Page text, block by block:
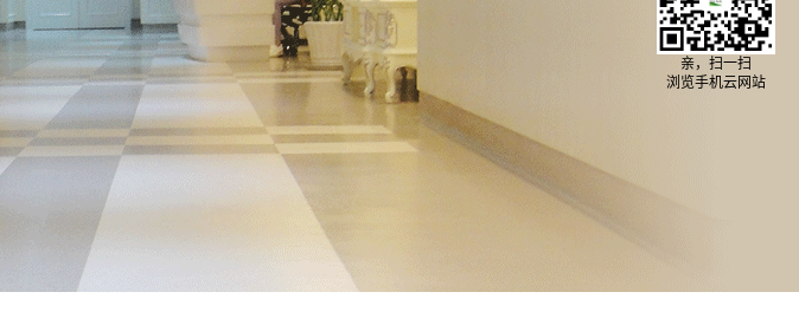
亲，扫一扫
浏览手机云网站